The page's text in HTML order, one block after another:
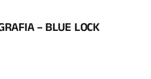
– BLUE LOCK